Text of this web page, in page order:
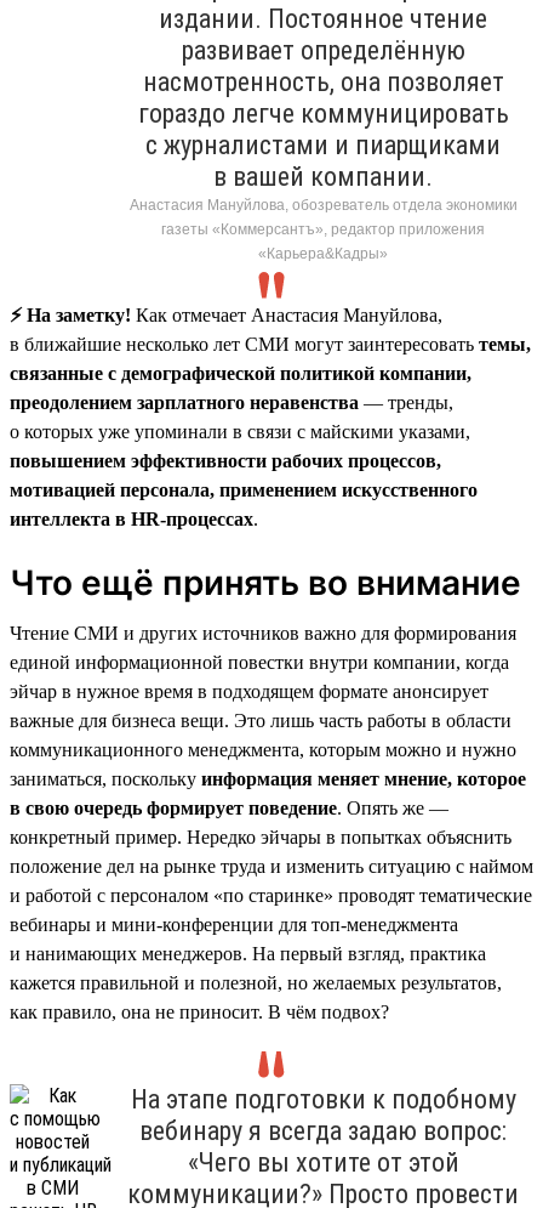
издании. Постоянное чтение
развивает определённую
насмотренность, она позволяет
гораздо легче коммуницировать
с журналистами и пиарщиками
в вашей компании.
Анастасия Мануйлова, обозреватель отдела экономики
газеты «Коммерсантъ», редактор приложения
«Карьера&Кадры»
⚡️ На заметку! Как отмечает Анастасия Мануйлова,
в ближайшие несколько лет СМИ могут заинтересовать темы,
связанные с демографической политикой компании,
преодолением зарплатного неравенства — тренды,
о которых уже упоминали в связи с майскими указами,
повышением эффективности рабочих процессов,
мотивацией персонала, применением искусственного
интеллекта в HR-процессах.
Что ещё принять во внимание
Чтение СМИ и других источников важно для формирования
единой информационной повестки внутри компании, когда
эйчар в нужное время в подходящем формате анонсирует
важные для бизнеса вещи. Это лишь часть работы в области
коммуникационного менеджмента, которым можно и нужно
заниматься, поскольку информация меняет мнение, которое
в свою очередь формирует поведение. Опять же —
конкретный пример. Нередко эйчары в попытках объяснить
положение дел на рынке труда и изменить ситуацию с наймом
и работой с персоналом «по старинке» проводят тематические
вебинары и мини-конференции для топ-менеджмента
и нанимающих менеджеров. На первый взгляд, практика
кажется правильной и полезной, но желаемых результатов,
как правило, она не приносит. В чём подвох?
На этапе подготовки к подобному
вебинару я всегда задаю вопрос:
«Чего вы хотите от этой
коммуникации?» Просто провести